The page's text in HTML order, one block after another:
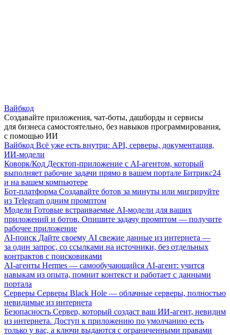
Вайбкод
Создавайте приложения, чат-боты, дашборды и сервисы
для бизнеса самостоятельно, без навыков программирования,
с помощью ИИ
Вайбкод Всё уже есть внутри: API, серверы, документация,
ИИ-модели
Коворк/Код Десктоп-приложение с AI-агентом, который
выполняет рабочие задачи прямо в вашем портале Битрикс24
и на вашем компьютере
Бот-платформа Создавайте ботов за минуты или мигрируйте
из Telegram одним промптом
Модели Готовые встраиваемые AI-модели для ваших
приложений и ботов. Опишите задачу промптом — получите
рабочее приложение
AI-поиск Дайте своему AI свежие данные из интернета —
за один запрос, со ссылками на источники, без отдельных
контрактов с поисковиками
AI-агенты Hermes — самообучающийся AI-агент: учится
навыкам из опыта, помнит контекст и работает с данными
портала
Серверы Серверы Black Hole — облачные серверы, полностью
невидимые из интернета
Безопасность Сервер, который создаст ваш ИИ-агент, невидим
из интернета. Доступ к приложению по умолчанию есть
только у вас, а ключи выдаются с ограниченными правами